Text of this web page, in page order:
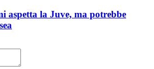
aspetta la Juve, ma potrebbe